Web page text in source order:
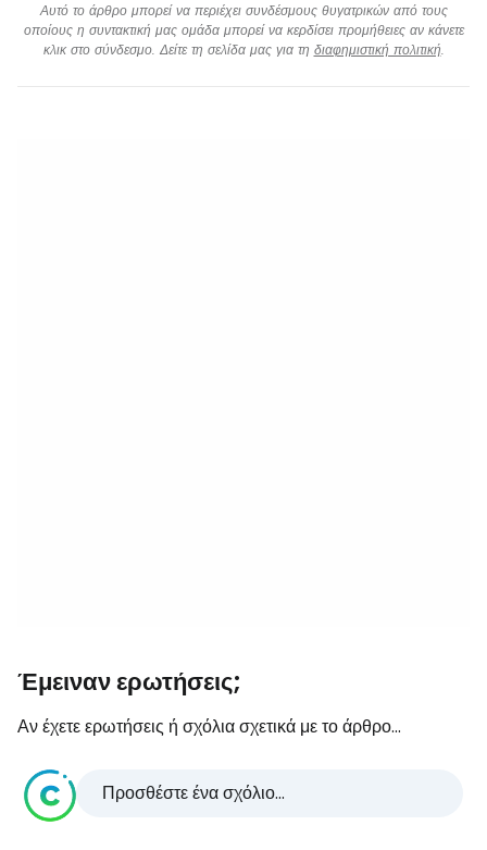
Αυτό το άρθρο μπορεί να περιέχει συνδέσμους θυγατρικών από τους
οποίους η συντακτική μας ομάδα μπορεί να κερδίσει προμήθειες αν κάνετε
κλικ στο σύνδεσμο. Δείτε τη σελίδα μας για τη διαφημιστική πολιτική.
Έμειναν ερωτήσεις;
Αν έχετε ερωτήσεις ή σχόλια σχετικά με το άρθρο...
Προσθέστε ένα σχόλιο...